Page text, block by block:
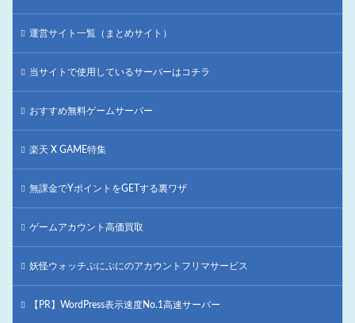
運営サイト一覧（まとめサイト）
当サイトで使用しているサーバーはコチラ
おすすめ無料ゲームサーバー
楽天 X GAME特集
無課金でYポイントをGETする裏ワザ
ゲームアカウント高価買取
妖怪ウォッチぷにぷにのアカウントフリマサービス
【PR】WordPress表示速度No.1高速サーバー